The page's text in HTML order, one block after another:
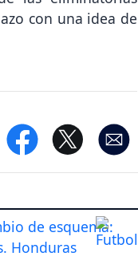
con una idea de